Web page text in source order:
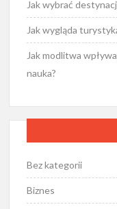
Jak wybrać
Jak wygląda
Jak modlitwa
nauka?
Bez kategorii
Biznes